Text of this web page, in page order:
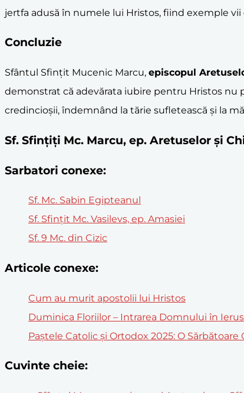
jertfa adusă în numele lui Hristos, fiind exemple vii
Concluzie
Sfântul Sfințit Mucenic Marcu, episcopul
demonstrat că adevărata iubire pentru Hristos nu
credincioșii, îndemnând la tărie sufletească și la
Sf. Sfințiți Mc. Marcu, ep. Aretuselor și
Sarbatori conexe:
Sf. Mc. Sabin Egipteanul
Sf. Sfințit Mc. Vasilevs, ep. Amasiei
Sf. 9 Mc. din Cizic
Articole conexe:
Cum au murit apostolii lui Hristos
Duminica Floriilor – Intrarea Domnului în
Paștele Catolic și Ortodox 2025: O
Cuvinte cheie: